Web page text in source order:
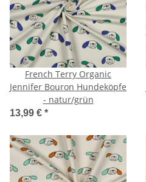
French Terry Organic
Jennifer Bouron Hundeköpfe
- natur/grün
13,99 € *